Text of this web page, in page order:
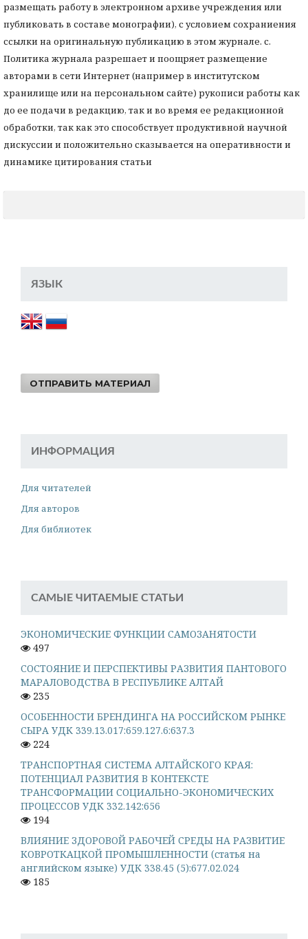
размещать работу в электронном архиве учреждения или
публиковать в составе монографии), с условием сохраниения
ссылки на оригинальную публикацию в этом журнале. с.
Политика журнала разрешает и поощряет размещение
авторами в сети Интернет (например в институтском
хранилище или на персональном сайте) рукописи работы как
до ее подачи в редакцию, так и во время ее редакционной
обработки, так как это способствует продуктивной научной
дискуссии и положительно сказывается на оперативности и
динамике цитирования статьи
ЯЗЫК
ОТПРАВИТЬ МАТЕРИАЛ
ИНФОРМАЦИЯ
Для читателей
Для авторов
Для библиотек
САМЫЕ ЧИТАЕМЫЕ СТАТЬИ
ЭКОНОМИЧЕСКИЕ ФУНКЦИИ САМОЗАНЯТОСТИ
497
СОСТОЯНИЕ И ПЕРСПЕКТИВЫ РАЗВИТИЯ ПАНТОВОГО
МАРАЛОВОДСТВА В РЕСПУБЛИКЕ АЛТАЙ
235
ОСОБЕННОСТИ БРЕНДИНГА НА РОССИЙСКОМ РЫНКЕ
СЫРА УДК 339.13.017:659.127.6:637.3
224
ТРАНСПОРТНАЯ СИСТЕМА АЛТАЙСКОГО КРАЯ:
ПОТЕНЦИАЛ РАЗВИТИЯ В КОНТЕКСТЕ
ТРАНСФОРМАЦИИ СОЦИАЛЬНО-ЭКОНОМИЧЕСКИХ
ПРОЦЕССОВ УДК 332.142:656
194
ВЛИЯНИЕ ЗДОРОВОЙ РАБОЧЕЙ СРЕДЫ НА РАЗВИТИЕ
КОВРОТКАЦКОЙ ПРОМЫШЛЕННОСТИ (статья на
английском языке) УДК 338.45 (5):677.02.024
185